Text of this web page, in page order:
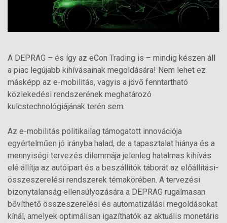
A DEPRAG – és így az eCon Trading is – mindig készen áll
a piac legújabb kihívásainak megoldására! Nem lehet ez
másképp az e-mobilitás, vagyis a jövő fenntartható
közlekedési rendszerének meghatározó
kulcstechnológiájának terén sem.
Az e-mobilitás politikailag támogatott innovációja
egyértelműen jó irányba halad, de a tapasztalat hiánya és a
mennyiségi tervezés dilemmája jelenleg hatalmas kihívás
elé állítja az autóipart és a beszállítók táborát az előállítási-
összeszerelési rendszerek témakörében. A tervezési
bizonytalanság ellensúlyozására a DEPRAG rugalmasan
bővíthető összeszerelési és automatizálási megoldásokat
kínál, amelyek optimálisan igazíthatók az aktuális monetáris